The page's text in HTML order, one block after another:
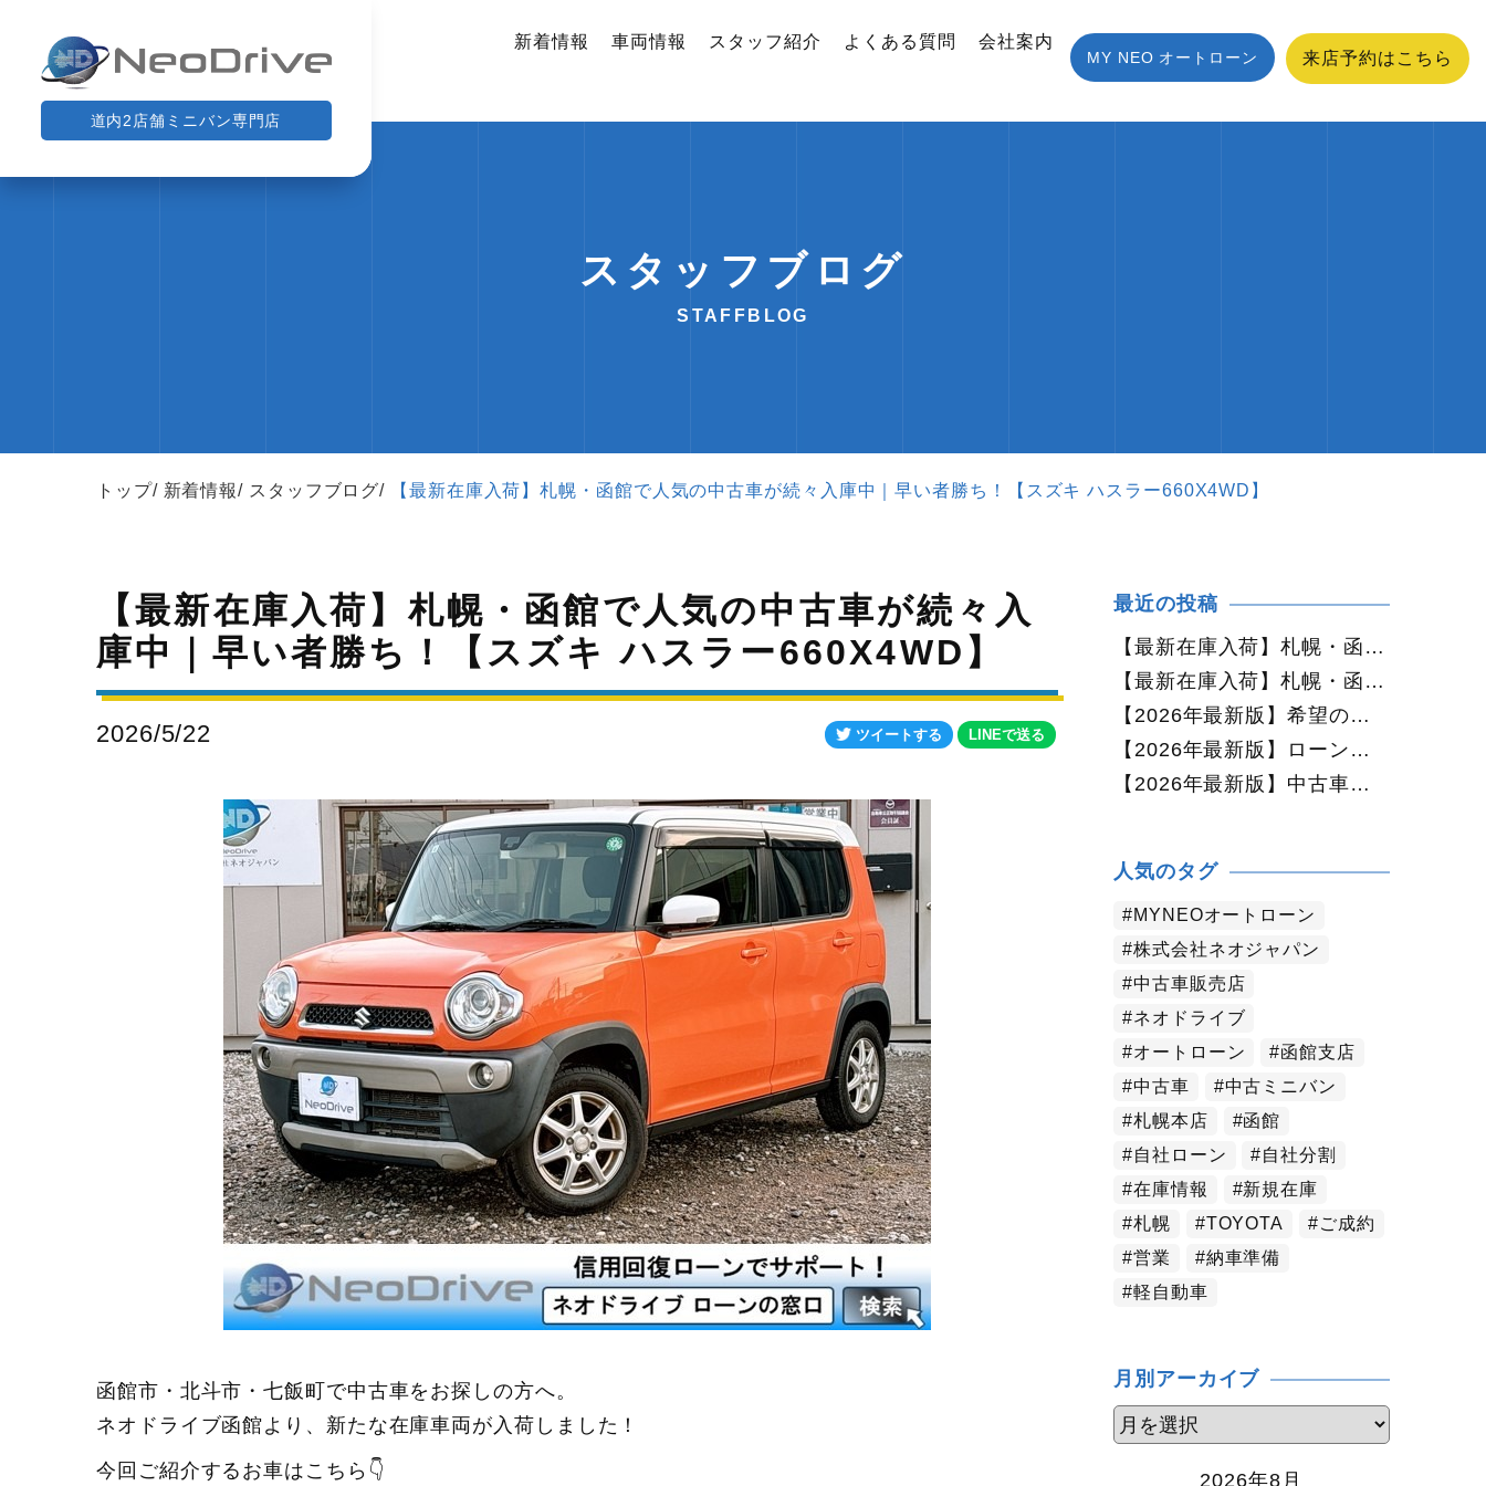
道内2店舗ミニバン専門店
新着情報 車両情報 スタッフ紹介 よくある質問 会社案内
MY NEO オートローン 来店予約はこちら
スタッフブログ
STAFFBLOG
トップ 新着情報 スタッフブログ 【最新在庫入荷】札幌・函館で人気の中古車が続々入庫中｜早い者勝ち！【スズキ ハスラー660X4WD】
【最新在庫入荷】札幌・函館で人気の中古車が続々入
庫中｜早い者勝ち！【スズキ ハスラー660X4WD】
2026/5/22 ツイートする LINEで送る
函館市・北斗市・七飯町で中古車をお探しの方へ。
ネオドライブ函館より、新たな在庫車両が入荷しました！
今回ご紹介するお車はこちら👇
最近の投稿
【最新在庫入荷】札幌・函館で人気の中古車が続々入庫中｜早い者勝ち！【ダイハツ ミラココア660プラスX 4WD】
【最新在庫入荷】札幌・函館で人気の中古車が続々入庫中｜早い者勝ち！【ホンダ N-BOX660カスタムG Lパッケージ 4WD】
【2026年最新版】希望の中古車が見つからない方へ｜ネオカーオーダーで理想の一台を全国からお探しします
【2026年最新版】ローンに不安がある方へ｜ネオドライブローンの窓口で新しいカーライフをサポート
【2026年最新版】中古車購入でよくある質問20選｜初めての方でも失敗しない完全ガイド【札幌・北海道対応】
人気のタグ
MYNEOオートローン
株式会社ネオジャパン
中古車販売店
ネオドライブ
オートローン
函館支店
中古車
中古ミニバン
札幌本店
函館
自社ローン
自社分割
在庫情報
新規在庫
札幌
TOYOTA
ご成約
営業
納車準備
軽自動車
月別アーカイブ
2026年8月